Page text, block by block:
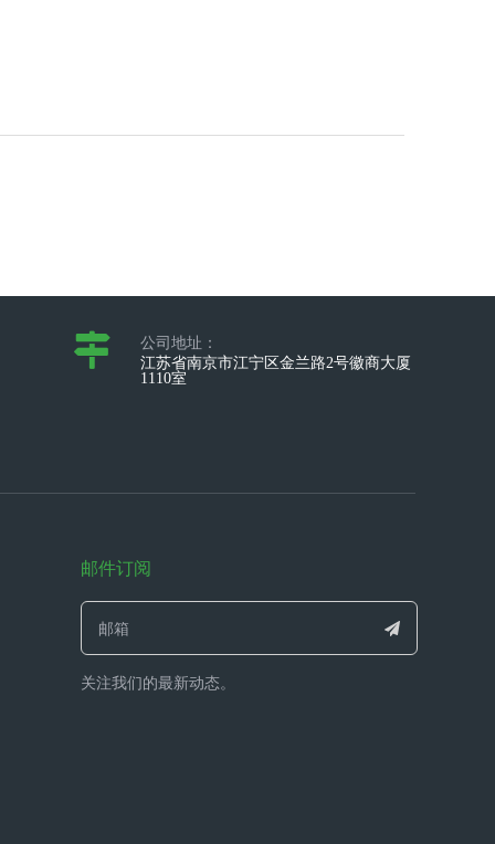
公司地址：
江苏省南京市江宁区金兰路2号徽商大厦
1110室
邮件订阅
关注我们的最新动态。